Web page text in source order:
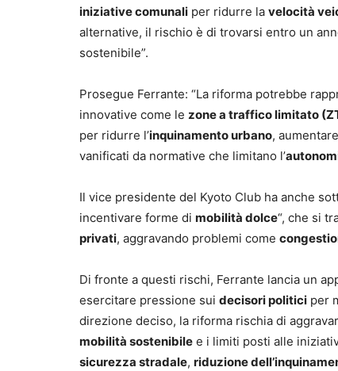
iniziative comunali per ridurre la velocità
alternative, il rischio è di trovarsi entro un
sostenibile”.
Prosegue Ferrante: “La riforma potrebbe
innovative come le zone a traffico limitato
per ridurre l’inquinamento urbano,
vanificati da normative che limitano l’
Il vice presidente del Kyoto Club ha anche
incentivare forme di mobilità dolce“, che si
privati, aggravando problemi come
Di fronte a questi rischi, Ferrante lancia un
esercitare pressione sui decisori politici per
direzione deciso, la riforma rischia di
mobilità sostenibile e i limiti posti alle
sicurezza stradale, riduzione